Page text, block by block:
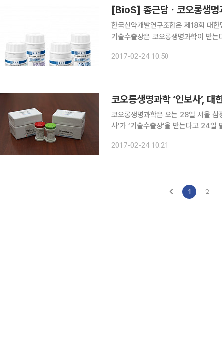
[BioS] 종근당ㆍ코오롱생명
한국신약개발연구조합은 제18회 대
기술수출상은 코오롱생명과학이 받는다. 종근당은 당뇨병치료제 ‘듀비메트 서방정’을 개발
수를 받았다. 종근당의 듀비
2017-02-24 10:50
코오롱생명과학 ‘인보사’,
코오롱생명과학은 오는 28일 서울 삼
사’가 ‘기술수출상’을 받는다고 24일 밝혔다. 대한민국 신약개발상은 국내 제약산
2017-02-24 10:21
1 2